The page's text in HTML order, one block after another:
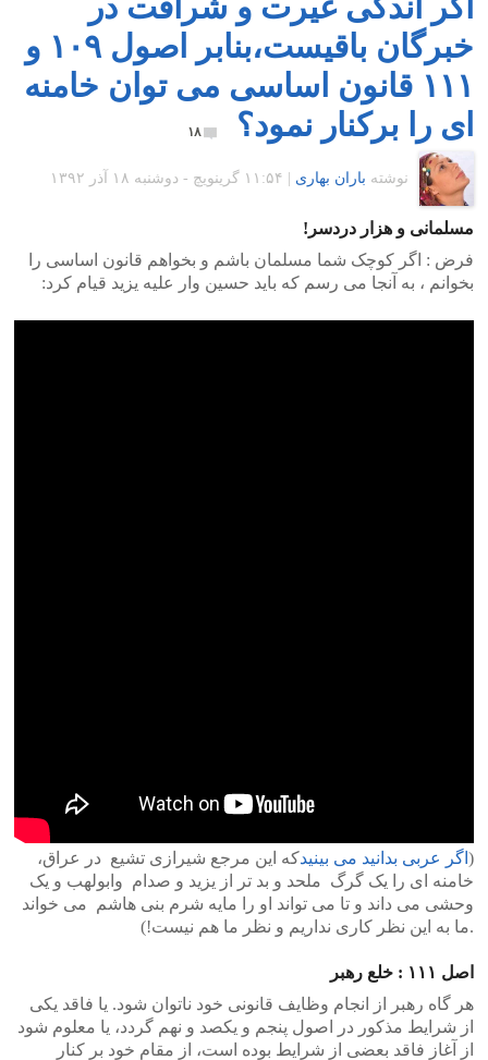
خبرگان باقیست،بنابر اصول ۱۰۹ و
۱۱۱ قانون اساسی می توان خامنه
ای را برکنار نمود؟
۱۸
نوشته باران بهاری ۱۱:۵۴ گرينويچ - دوشنبه ۱۸ آذر ۱۳۹۲
مسلمانی و هزار دردسر!
فرض : اگر کوچک شما مسلمان باشم و بخواهم قانون اساسی را
بخوانم ، به آنجا می رسم که باید حسین وار علیه یزید قیام کرد:
( اگر عربی بدانید می بینیدکه این مرجع شیرازی تشیع در عراق،
خامنه ای را یک گرگ ملحد و بد تر از یزید و صدام وابولهب و یک
وحشی می داند و تا می تواند او را مایه شرم بنی هاشم می خواند
.ما به این نظر کاری نداریم و نظر ما هم نیست!)
اصل ۱۱۱ : خلع رهبر
هر گاه رهبر از انجام وظایف قانونی خود ناتوان شود. یا فاقد یکی
از شرایط مذکور در اصول پنجم و یکصد و نهم گردد، یا معلوم شود
از آغاز فاقد بعضی از شرایط بوده است، از مقام خود بر کنار